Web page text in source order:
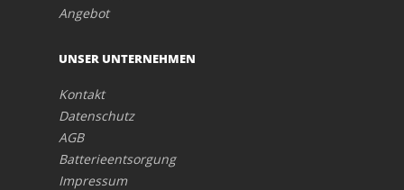
Angebot
UNSER UNTERNEHMEN
Kontakt
Datenschutz
AGB
Batterieentsorgung
Impressum